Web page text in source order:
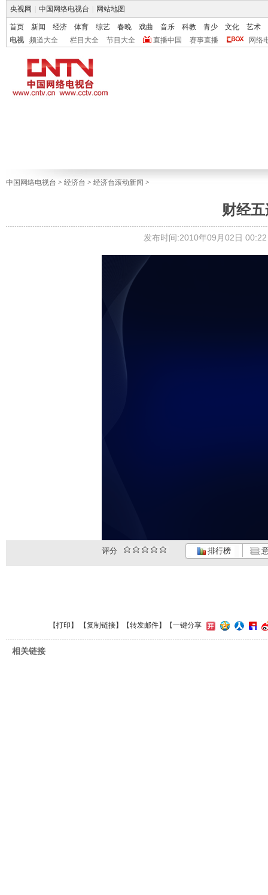
央视网 中国网络电视台 网站地图
首页 新闻 经济 体育 综艺 春晚 戏曲 音乐 科教 青少 文化
艺术
电视
频道大全 栏目大全 节目大全 直播中国 赛事直播 网络
中国网络电视台 > 经济台 > 经济台滚动新闻 >
财经五
发布时间:2010年09月02日
评分 排行榜
【打印 】 【复制链接】【转发邮件】 【一键分享
相关链接